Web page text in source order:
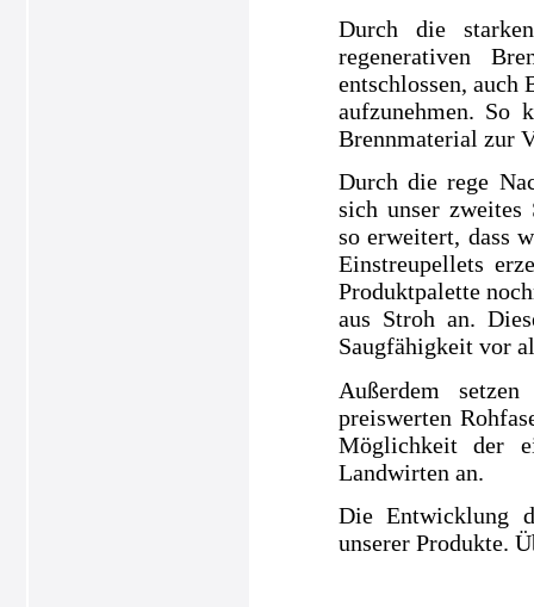
Durch die
regenerativen
entschlossen, auch
aufzunehmen. So
Brennmaterial zur
Durch die rege
sich unser zweites
so erweitert, dass
Einstreupellets
Produktpalette
aus Stroh an.
Saugfähigkeit vor
Außerdem
preiswerten
Möglichkeit der
Landwirten an.
Die Entwicklung
unserer Produkte.